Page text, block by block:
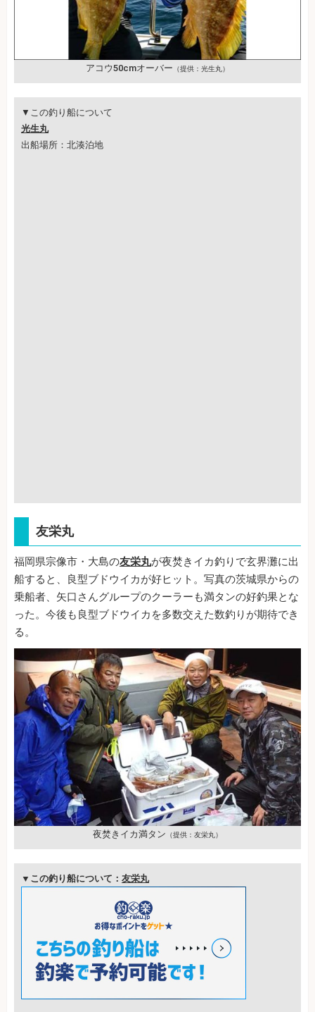
アコウ50cmオーバー （提供：光生丸）
▼この釣り船について
光生丸
出船場所：北湊泊地
友栄丸
福岡県宗像市・大島の友栄丸が夜焚きイカ釣りで玄界灘に出
船すると、良型ブドウイカが好ヒット。写真の茨城県からの
乗船者、矢口さんグループのクーラーも満タンの好釣果とな
った。今後も良型ブドウイカを多数交えた数釣りが期待でき
る。
夜焚きイカ満タン （提供：友栄丸）
▼この釣り船について： 友栄丸